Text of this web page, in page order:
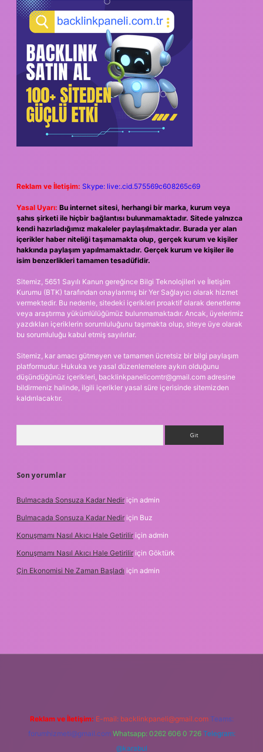
Reklam ve İletişim: Skype: live:.cid.575569c608265c69
Yasal Uyarı: Bu internet sitesi, herhangi bir marka, kurum veya
şahıs şirketi ile hiçbir bağlantısı bulunmamaktadır. Sitede yalnızca
kendi hazırladığımız makaleler paylaşılmaktadır. Burada yer alan
içerikler haber niteliği taşımamakta olup, gerçek kurum ve kişiler
hakkında paylaşım yapılmamaktadır. Gerçek kurum ve kişiler ile
isim benzerlikleri tamamen tesadüfidir.
Sitemiz, 5651 Sayılı Kanun gereğince Bilgi Teknolojileri ve İletişim
Kurumu (BTK) tarafından onaylanmış bir Yer Sağlayıcı olarak hizmet
vermektedir. Bu nedenle, sitedeki içerikleri proaktif olarak denetleme
veya araştırma yükümlülüğümüz bulunmamaktadır. Ancak, üyelerimiz
yazdıkları içeriklerin sorumluluğunu taşımakta olup, siteye üye olarak
bu sorumluluğu kabul etmiş sayılırlar.
Sitemiz, kar amacı gütmeyen ve tamamen ücretsiz bir bilgi paylaşım
platformudur. Hukuka ve yasal düzenlemelere aykırı olduğunu
düşündüğünüz içerikleri, backlinkpanelicomtr@gmail.com adresine
bildirmeniz halinde, ilgili içerikler yasal süre içerisinde sitemizden
kaldırılacaktır.
Son yorumlar
Bulmacada Sonsuza Kadar Nedir için admin
Bulmacada Sonsuza Kadar Nedir için Buz
Konuşmamı Nasıl Akıcı Hale Getirilir için admin
Konuşmamı Nasıl Akıcı Hale Getirilir için Göktürk
Çin Ekonomisi Ne Zaman Başladı için admin
Reklam ve İletişim: E-mail: backlinkpaneli@gmail.com Teams:
forumhizmeti@gmail.com Whatsapp: 0262 606 0 726 Telegram:
@karabul